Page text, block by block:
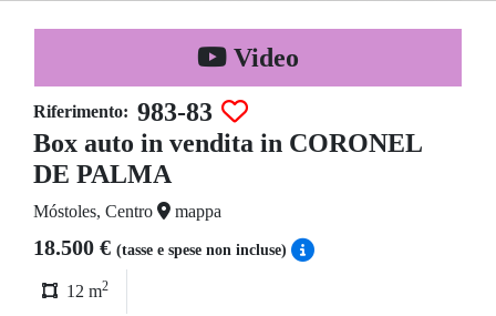
Video
Riferimento: 983-83
Box auto in vendita in CORONEL
DE PALMA
Móstoles, Centro mappa
18.500 € (tasse e spese non incluse)
12 m2